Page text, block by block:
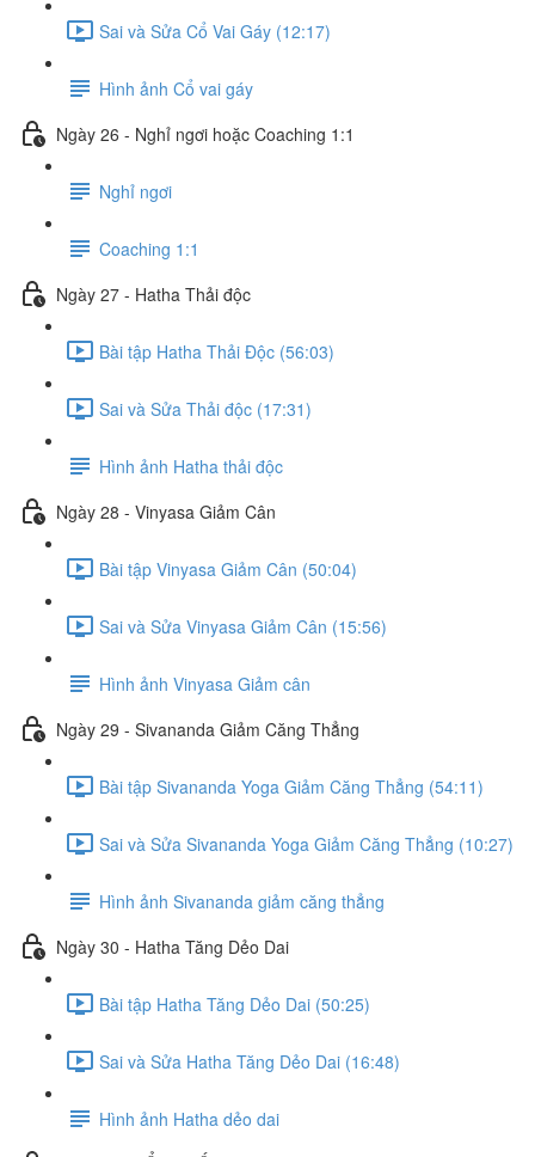
Sai và Sửa Cổ Vai Gáy (12:17)
Hình ảnh Cổ vai gáy
Ngày 26 - Nghỉ ngơi hoặc Coaching 1:1
Nghỉ ngơi
Coaching 1:1
Ngày 27 - Hatha Thải độc
Bài tập Hatha Thải Độc (56:03)
Sai và Sửa Thải độc (17:31)
Hình ảnh Hatha thải độc
Ngày 28 - Vinyasa Giảm Cân
Bài tập Vinyasa Giảm Cân (50:04)
Sai và Sửa Vinyasa Giảm Cân (15:56)
Hình ảnh Vinyasa Giảm cân
Ngày 29 - Sivananda Giảm Căng Thẳng
Bài tập Sivananda Yoga Giảm Căng Thẳng (54:11)
Sai và Sửa Sivananda Yoga Giảm Căng Thẳng (10:27)
Hình ảnh Sivananda giảm căng thẳng
Ngày 30 - Hatha Tăng Dẻo Dai
Bài tập Hatha Tăng Dẻo Dai (50:25)
Sai và Sửa Hatha Tăng Dẻo Dai (16:48)
Hình ảnh Hatha dẻo dai